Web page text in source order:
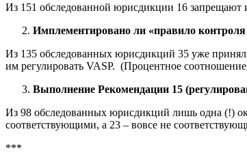
Из 151 обследованной юрисдикции 16 запрещают
Имплементировано ли «правило
Из 135 обследованных юрисдикций 35 уже
им регулировать VASP. (Процентное
Выполнение Рекомендации 15
Из 98 обследованных юрисдикций лишь одна (!)
соответствующими, а 23 – вовсе не
***